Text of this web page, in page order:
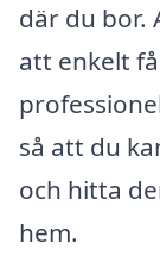
där du bor.
att enkelt
så att du
och hitta
hem.